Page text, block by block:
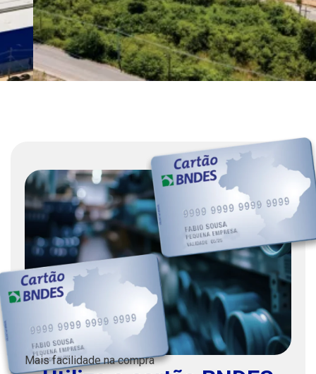
Mais facilidade na compra